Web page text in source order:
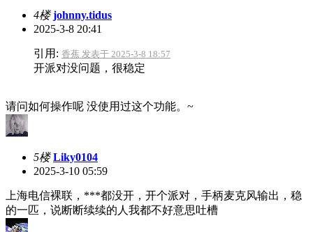
4楼 johnny.tidus
2025-3-8 20:41
引用: 香蕉 发表于 2025-3-8 18:57
开派对没问题，很稳定
请问如何操作呢 没使用过这个功能。~
5楼 Liky0104
2025-3-10 05:59
上海电信裸联，***都没开，开个派对，手柄麦克风输出，稳
的一匹，说断断续续的人我都不好意思吐槽